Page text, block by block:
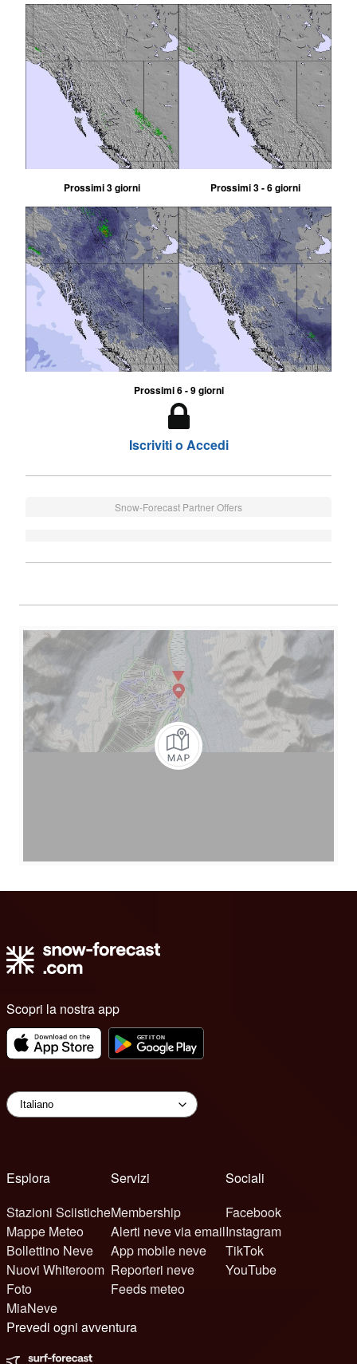
Prossimi 3 giorni Prossimi 3 - 6 giorni
Prossimi 6 - 9 giorni
Iscriviti o Accedi
Snow-Forecast Partner Offers
Scopri la nostra app
Esplora
Stazioni Sciistiche
Mappe Meteo
Bollettino Neve
Nuovi Whiteroom
Foto
MiaNeve
Servizi
Membership
Alerti neve via email
App mobile neve
Reporteri neve
Feeds meteo
Sociali
Facebook
Instagram
TikTok
YouTube
Prevedi ogni avventura